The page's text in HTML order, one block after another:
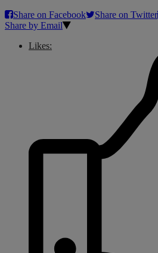
Share on Facebook
Share on Twitter
Share by Email
Likes: